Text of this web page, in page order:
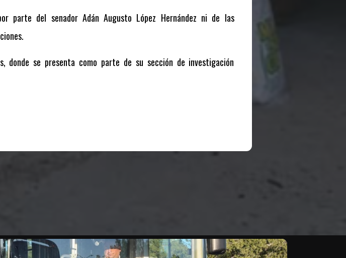
parte del senador Adán Augusto López Hernández ni de las
se presenta como parte de su sección de investigación